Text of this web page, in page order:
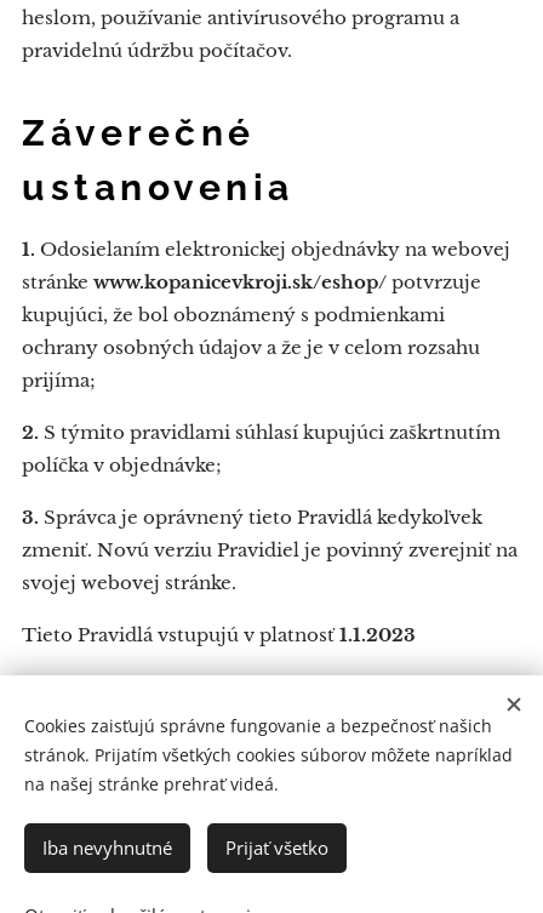
heslom, používanie antivírusového programu a
pravidelnú údržbu počítačov.
Záverečné
ustanovenia
1. Odosielaním elektronickej objednávky na webovej
stránke www.kopanicevkroji.sk/eshop/ potvrzuje
kupujúci, že bol oboznámený s podmienkami
ochrany osobných údajov a že je v celom rozsahu
prijíma;
2. S týmito pravidlami súhlasí kupujúci zaškrtnutím
políčka v objednávke;
3. Správca je oprávnený tieto Pravidlá kedykoľvek
zmeniť. Novú verziu Pravidiel je povinný zverejniť na
svojej webovej stránke.
Tieto Pravidlá vstupujú v platnosť1.1.2023
OZ Folklórne Kopanice, Staromyjavská 686/17, 907 01
IČO: 52617033
Všetky práva vyhradené 2022
Cookies zaisťujú správne fungovanie a bezpečnosť našich
stránok. Prijatím všetkých cookies súborov môžete napríklad
na našej stránke prehrať videá.
Iba nevyhnutné Prijať všetko